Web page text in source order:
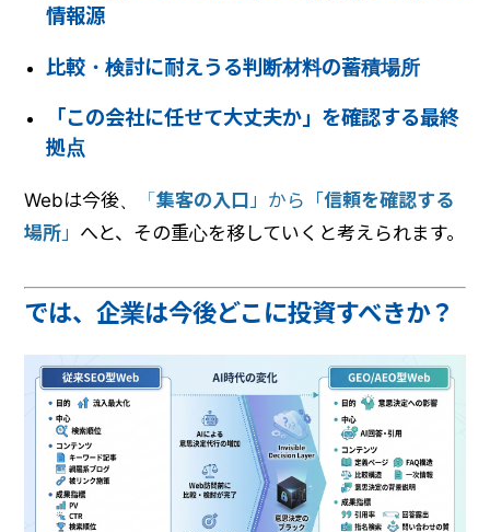
情報源
比較・検討に耐えうる判断材料の蓄積場所
「この会社に任せて大丈夫か」を確認する最終
拠点
Webは今後、 「集客の入口 」から「信頼を確認する
場所 」 へと、その重心を移していくと考えられます。
では、企業は今後どこに投資すべきか？